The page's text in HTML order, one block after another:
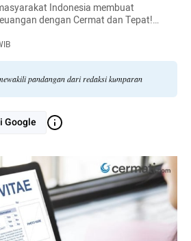
Indonesia membuat
dengan Cermat dan Tepat!
pandangan dari redaksi kumparan
Google